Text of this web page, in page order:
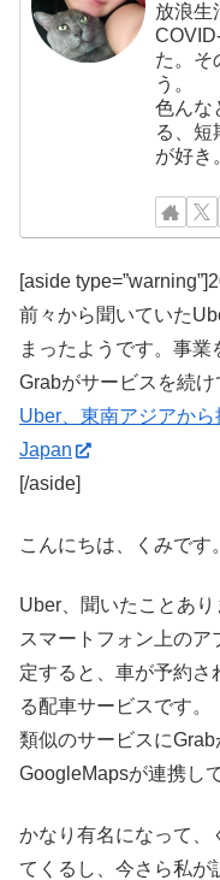
放浪生
た。そ
う。
色んな
る、短
が好き
[aside
前々から聞いていた
まったようです。事
Grabがサービスを続け
Uber、東南アジアか
Japan
[/aside]
こんにちは、くみです。
Uber、聞いたことあり
スマートフォン上の
定すると、車が予約
る配車サービスです。
類似のサービスにGrab
GoogleMapsが連携し
かなり有名になって、
てくるし、今さら私が